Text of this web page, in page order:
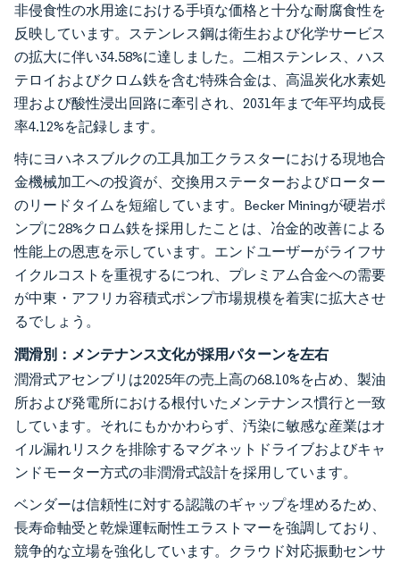
非侵食性の水用途における手頃な価格と十分な耐腐食性を
反映しています。ステンレス鋼は衛生および化学サービス
の拡大に伴い34.58%に達しました。二相ステンレス、ハス
テロイおよびクロム鉄を含む特殊合金は、高温炭化水素処
理および酸性浸出回路に牽引され、2031年まで年平均成長
率4.12%を記録します。
特にヨハネスブルクの工具加工クラスターにおける現地合
金機械加工への投資が、交換用ステーターおよびローター
のリードタイムを短縮しています。Becker Miningが硬岩ポ
ンプに28%クロム鉄を採用したことは、冶金的改善による
性能上の恩恵を示しています。エンドユーザーがライフサ
イクルコストを重視するにつれ、プレミアム合金への需要
が中東・アフリカ容積式ポンプ市場規模を着実に拡大させ
るでしょう。
潤滑別：メンテナンス文化が採用パターンを左右
潤滑式アセンブリは2025年の売上高の68.10%を占め、製油
所および発電所における根付いたメンテナンス慣行と一致
しています。それにもかかわらず、汚染に敏感な産業はオ
イル漏れリスクを排除するマグネットドライブおよびキャ
ンドモーター方式の非潤滑式設計を採用しています。
ベンダーは信頼性に対する認識のギャップを埋めるため、
長寿命軸受と乾燥運転耐性エラストマーを強調しており、
競争的な立場を強化しています。クラウド対応振動センサ